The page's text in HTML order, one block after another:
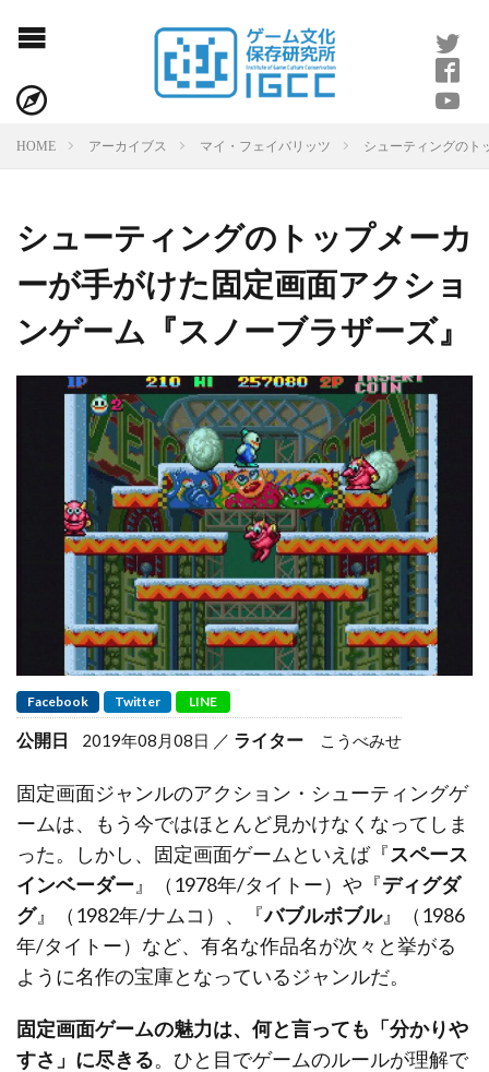
HOME アーカイブス マイ・フェイバリッツ シューティングのト
シューティングのトップメーカ
ーが手がけた固定画面アクショ
ンゲーム『スノーブラザーズ』
Facebook Twitter LINE
公開日 2019年08月08日 ライター こうべみせ
固定画面ジャンルのアクション・シューティングゲ
ームは、もう今ではほとんど見かけなくなってしま
った。しかし、固定画面ゲームといえば『スペース
インベーダー 』（1978年/タイトー）や『ディグダ
グ』（1982年/ナムコ）、『バブルボブル』（1986
年/タイトー）など、有名な作品名が次々と挙がる
ように名作の宝庫となっているジャンルだ。
固定画面ゲームの魅力は、何と言っても「分かりや
すさ」に尽きる。ひと目でゲームのルールが理解で